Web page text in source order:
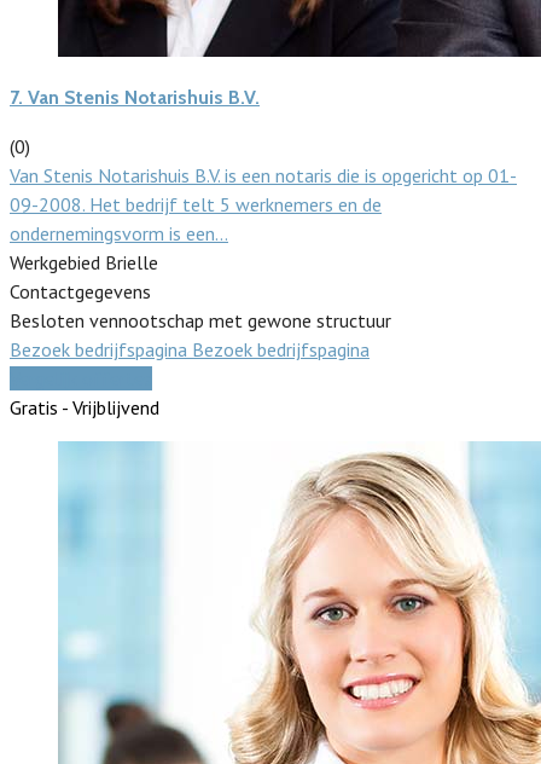
7. Van Stenis Notarishuis B.V.
(0)
Van Stenis Notarishuis B.V. is een notaris die is opgericht op 01-
09-2008. Het bedrijf telt 5 werknemers en de
ondernemingsvorm is een…
Werkgebied Brielle
Contactgegevens
Besloten vennootschap met gewone structuur
Bezoek bedrijfspagina Bezoek bedrijfspagina
Gratis - Vrijblijvend